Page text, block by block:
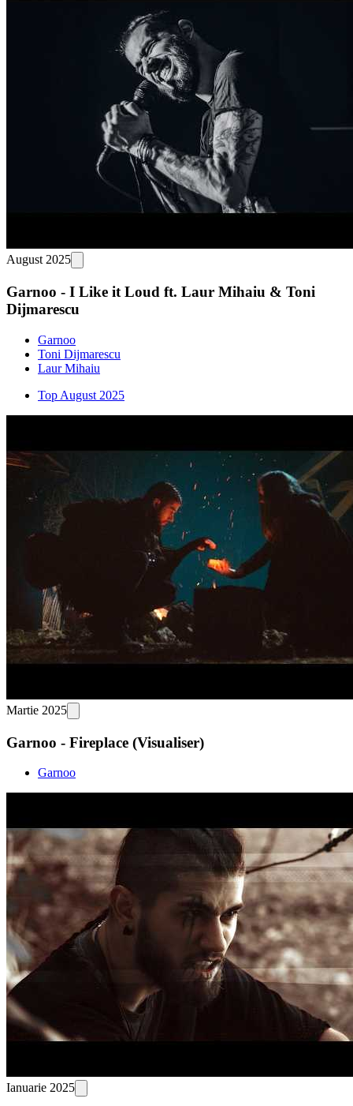
August 2025
Garnoo - I Like it Loud ft. Laur Mihaiu & Toni
Dijmarescu
Garnoo
Toni Dijmarescu
Laur Mihaiu
Top August 2025
Martie 2025
Garnoo - Fireplace (Visualiser)
Garnoo
Ianuarie 2025